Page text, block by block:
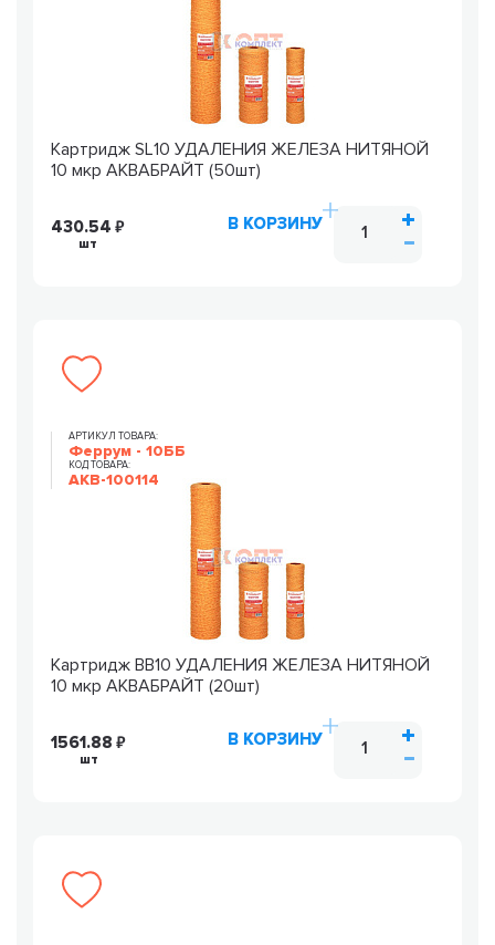
Картридж SL10 УДАЛЕНИЯ ЖЕЛЕЗА НИТЯНОЙ
10 мкр АКВАБРАЙТ (50шт)
430.54
шт
В КОРЗИНУ
АРТИКУЛ ТОВАРА:
Феррум - 10ББ
КОД ТОВАРА:
AKB-100114
Картридж ВВ10 УДАЛЕНИЯ ЖЕЛЕЗА НИТЯНОЙ
10 мкр АКВАБРАЙТ (20шт)
1561.88
шт
В КОРЗИНУ